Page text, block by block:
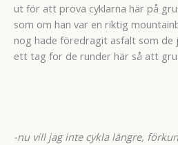
ut för att prova cyklarna här på
som om han var en riktig
nog hade föredragit asfalt som de
ett tag for de runder här så att
-nu vill jag inte cykla längre,